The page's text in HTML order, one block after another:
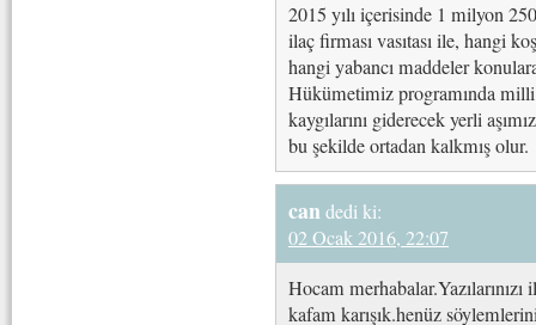
2015 yılı içerisinde 1 milyon
ilaç firması vasıtası ile, hangi
hangi yabancı maddeler
Hükümetimiz programında
kaygılarını giderecek yerli
bu şekilde ortadan kalkmış olur.
candedi ki:
02 Ocak 2016, 22:07
Hocam
kafam karışık.henüz